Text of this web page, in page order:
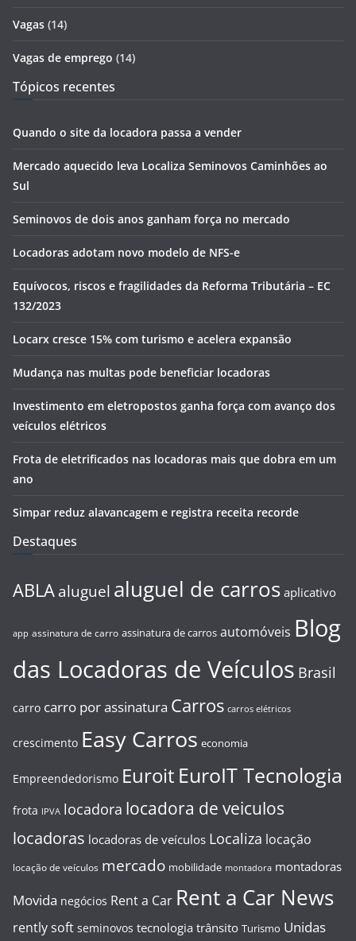
Vagas (14)
Vagas de emprego (14)
Tópicos recentes
Quando o site da locadora passa a vender
Mercado aquecido leva Localiza Seminovos Caminhões ao
Sul
Seminovos de dois anos ganham força no mercado
Locadoras adotam novo modelo de NFS-e
Equívocos, riscos e fragilidades da Reforma Tributária – EC
132/2023
Locarx cresce 15% com turismo e acelera expansão
Mudança nas multas pode beneficiar locadoras
Investimento em eletropostos ganha força com avanço dos
veículos elétricos
Frota de eletrificados nas locadoras mais que dobra em um
ano
Simpar reduz alavancagem e registra receita recorde
Destaques
ABLA aluguel aluguel de carros aplicativo
app assinatura de carro assinatura de carros automóveis Blog
das Locadoras de Veículos Brasil
carro carro por assinatura Carros carros elétricos
crescimento Easy Carros economia
Empreendedorismo Euroit EuroIT Tecnologia
frota IPVA locadora locadora de veiculos
locadoras locadoras de veículos Localiza locação
locação de veículos mercado mobilidade montadora montadoras
Movida negócios Rent a Car Rent a Car News
rently soft seminovos tecnologia trânsito Turismo Unidas